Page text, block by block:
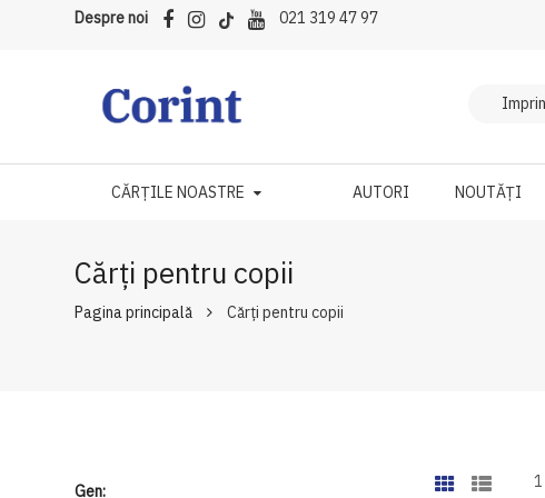
Despre noi 021 319 47 97
CĂRȚILE NOASTRE AUTORI NOUTĂȚI
Cărți pentru copii
Pagina principală Cărți pentru copii
Gen 1